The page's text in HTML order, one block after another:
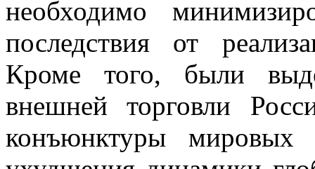
необходимо
последствия от
Кроме того, были
внешней торговли
конъюнктуры мировых